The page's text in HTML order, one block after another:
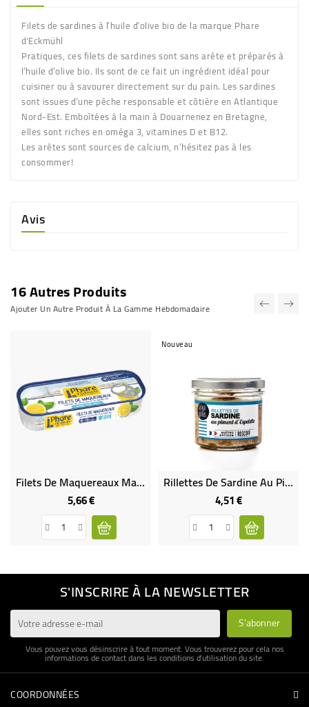
Filets de sardines à l’huile d’olive bio de la marque Phare
d'Eckmühl
Pratiques, ces filets de sardines sont sans arête et préparés à
l’huile d’olive bio. Ils sont de ce fait un ingrédient idéal pour
cuisiner ou à savourer directement sur du pain. Les sardines
sont issues d’une pêche responsable et côtière en Atlantique
Nord-Est. Emboîtées à la main à Douarnenez en Bretagne,
elles sont riches en oméga 3, vitamines D et B12.
Les arêtes sont sources de calcium, n’hésitez pas à les
consommer!
Avis
16 Autres Produits
Ajouter Un Autre Produit À La Gamme Hebdomadaire
Filets De Maquereaux Marinés Au Citron Et Au Basilic -50% DE SEL
5,66 €Prix
Nouveau
Rillettes De Sardine Au Piment D'Espelette
4,51 €Prix
S'INSCRIRE À LA NEWSLETTER
Vous pouvez vous désinscrire à tout moment. Vous trouverez pour cela nos
informations de contact dans les conditions d'utilisation du site.
COORDONNÉES